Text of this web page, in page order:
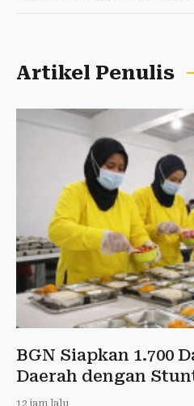
Artikel Penulis
BGN Siapkan 1.700
Daerah dengan
12 jam lalu